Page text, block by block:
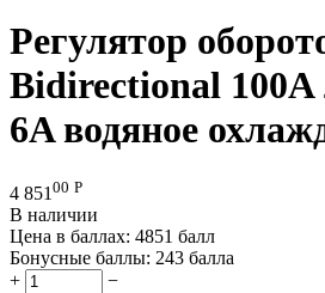
Регулятор
Bidirectional 100A
6A водяное
4 851 00 Р
В наличии
Цена в баллах: 4851 балл
Бонусные баллы: 243 балла
+
−